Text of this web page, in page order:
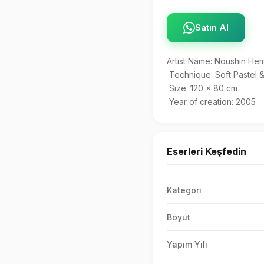
Satın Al
Artist Name: Noushin
Year of creation: 2005
Eserleri Keşfedin
Kategori
Boyut
Yapım Yılı